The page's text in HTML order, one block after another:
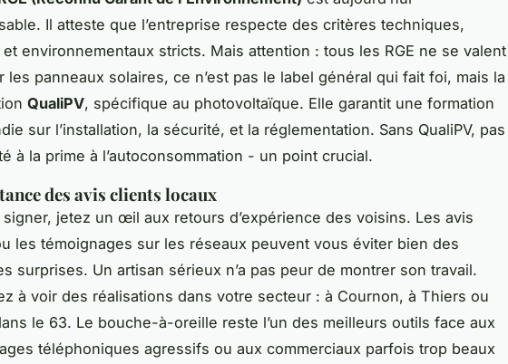
Il atteste que l’entreprise respecte des critères techniques,
environnementaux stricts. Mais attention : tous les RGE ne se valent
les panneaux solaires, ce n’est pas le label général qui fait foi, mais la
QualiPV, spécifique au photovoltaïque. Elle garantit une formation
sur l’installation, la sécurité, et la réglementation. Sans QualiPV, pas
à la prime à l’autoconsommation - un point crucial.
des avis clients locaux
signer, jetez un œil aux retours d’expérience des voisins. Les avis
les témoignages sur les réseaux peuvent vous éviter bien des
surprises. Un artisan sérieux n’a pas peur de montrer son travail.
à voir des réalisations dans votre secteur : à Cournon, à Thiers ou
le 63. Le bouche-à-oreille reste l’un des meilleurs outils face aux
téléphoniques agressifs ou aux commerciaux parfois trop beaux